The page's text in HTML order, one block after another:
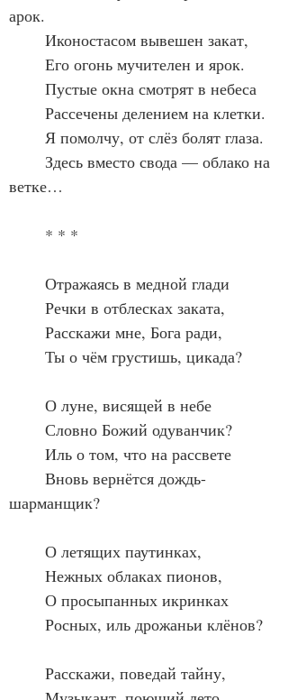
арок.
	Иконостасом вывешен закат,
	Его огонь мучителен и ярок.
	Пустые окна смотрят в небеса
	Рассечены делением на клетки.
	Я помолчу, от слёз болят глаза.
ветке…
	* * *
	Отражаясь в медной глади
	Речки в отблесках заката,
	Расскажи мне, Бога ради,
	Ты о чём грустишь, цикада?
	О луне, висящей в небе
	Словно Божий одуванчик?
	Иль о том, что на рассвете
шарманщик?
	О летящих паутинках,
	Нежных облаках пионов,
	О просыпанных икринках
	Росных, иль дрожаньи клёнов?
	Расскажи, поведай тайну,